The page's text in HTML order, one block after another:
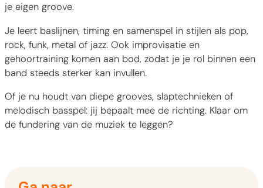
je eigen groove.
Je leert baslijnen, timing en samenspel in stijlen als pop,
rock, funk, metal of jazz. Ook improvisatie en
gehoortraining komen aan bod, zodat je je rol binnen een
band steeds sterker kan invullen.
Of je nu houdt van diepe grooves, slaptechnieken of
melodisch basspel: jij bepaalt mee de richting. Klaar om
de fundering van de muziek te leggen?